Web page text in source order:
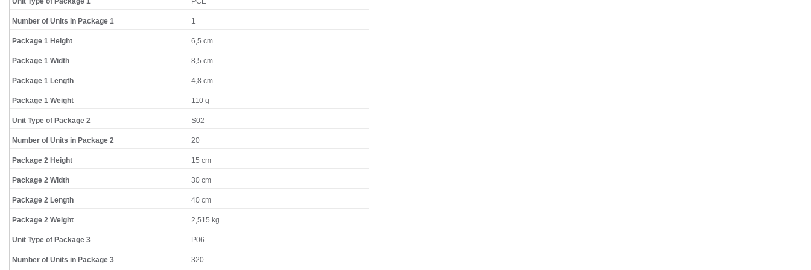
Number of Units in Package 1 1
Package 1 Height 6,5 cm
Package 1 Width 8,5 cm
Package 1 Length 4,8 cm
Package 1 Weight 110 g
Unit Type of Package 2 S02
Number of Units in Package 2 20
Package 2 Height 15 cm
Package 2 Width 30 cm
Package 2 Length 40 cm
Package 2 Weight 2,515 kg
Unit Type of Package 3 P06
Number of Units in Package 3 320